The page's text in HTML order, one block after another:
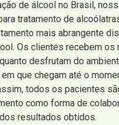
de álcool no Brasil,
tratamento de
mais abrangente
Os clientes recebem os
desfrutam do
que chegam até o
todos os pacientes
como forma de
resultados obtidos.